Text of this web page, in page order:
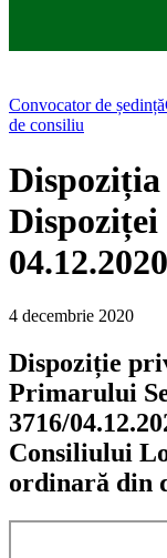
Convocator de ședință
de consiliu
Dispoziția
Dispoziței
04.12.2020
4 decembrie 2020
Dispoziție
Primarului
3716/
Consiliului
ordinară din